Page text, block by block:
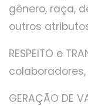
gênero, raça,
outros
RESPEITO e
GERAÇÃO DE